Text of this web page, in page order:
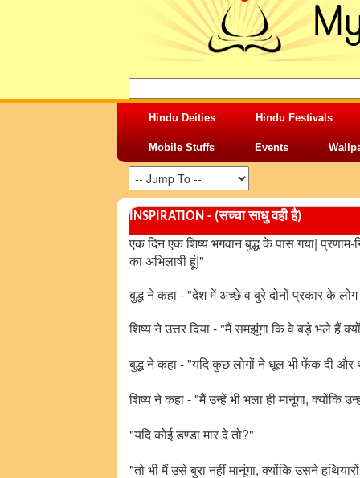
Hindu Deities Hindu Festivals
Mobile Stuffs Events
INSPIRATION - (सच्चा साधु वही है)
एक दिन एक शिष्य भगवान बुद्ध के पास गया|
का अभिलाषी हूं|"
बुद्ध ने कहा - "देश में अच्छे व बुरे दोनों प्रकार के
शिष्य ने उत्तर दिया - "मैं समझूंगा कि वे बड़े भले हैं
बुद्ध ने कहा - "यदि कुछ लोगों ने धूल भी फेंक दी और
शिष्य ने कहा - "मैं उन्हें भी भला ही मानूंगा, क्योंकि
"यदि कोई डण्डा मार दे तो?"
"तो भी मैं उसे बुरा नहीं मानूंगा, क्योंकि उसने